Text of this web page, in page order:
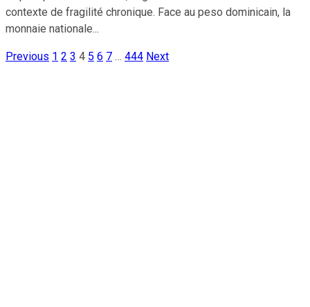
contexte de fragilité chronique. Face au peso dominicain, la
monnaie nationale...
Pagination
Previous 1 2 3 4 5 6 7 … 444 Next